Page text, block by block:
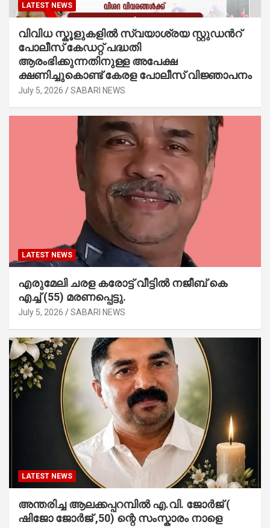
LATEST NEWS
വിവിധ സ്കൂളുകളില്‍ സ്വയാശ്രയ സ്റ്റുഡന്‍റ്
പോലീസ് കേഡറ്റ് പദ്ധതി
ആരംഭിക്കുന്നതിനുള്ള അപേക്ഷ
ക്ഷണിച്ചുകൊണ്ട് കേരള പോലീസ് വിജ്ഞാപനം
July 5, 2026 SABARI NEWS
LATEST NEWS
എരുമേലി ചരള കരോട്ട് വീട്ടിൽ നജീബ് കെ
എച്ച് (55) മരണപ്പെട്ടു.
July 5, 2026 SABARI NEWS
LATEST NEWS
അന്തരിച്ച ആ​ല​ക്ക​പ്പ​റമ്പിൽ​ എ.​വി. ജോ​ർ​ജ് (
ഷിജോ ജോർജ് ,50) ന്റെ സംസ്കാരം നാളെ